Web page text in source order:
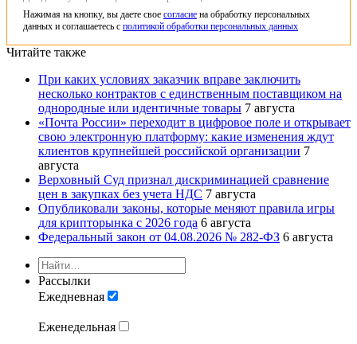
Нажимая на кнопку, вы даете свое согласие на обработку персональных
данных и соглашаетесь с политикой обработки персональных данных
Читайте также
При каких условиях заказчик вправе заключить
несколько контрактов с единственным поставщиком на
однородные или идентичные товары 7 августа
«Почта России» переходит в цифровое поле и открывает
свою электронную платформу: какие изменения ждут
клиентов крупнейшей российской организации 7
августа
Верховный Суд признал дискриминацией сравнение
цен в закупках без учета НДС 7 августа
Опубликовали законы, которые меняют правила игры
для крипторынка с 2026 года 6 августа
Федеральный закон от 04.08.2026 № 282-ФЗ 6 августа
Рассылки
Ежедневная
Еженедельная